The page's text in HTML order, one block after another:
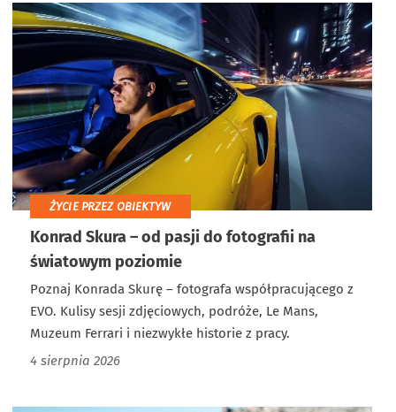
ŻYCIE PRZEZ OBIEKTYW
Konrad Skura – od pasji do fotografii na
światowym poziomie
Poznaj Konrada Skurę – fotografa współpracującego z
EVO. Kulisy sesji zdjęciowych, podróże, Le Mans,
Muzeum Ferrari i niezwykłe historie z pracy.
4 sierpnia 2026